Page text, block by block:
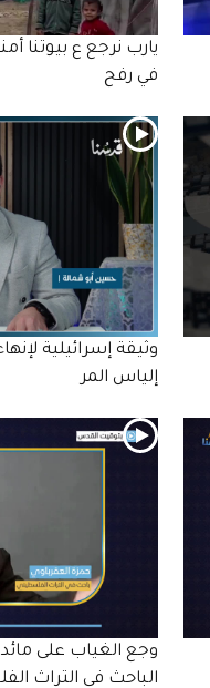
يارب نرجع ع بيوتنا
في رفح
وثيقة إسرائيلية
إلياس المر
وجع الغياب على مائدة
الباحث في التراث